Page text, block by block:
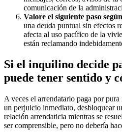
comunicación de la
Valore el siguiente paso
una deuda puntual sin efectos
afecta al uso pacífico de la
están reclamando
Si el inquilino decide
puede tener sentido y
A veces el arrendatario paga por
un perjuicio inmediato, desbloquear
relación arrendaticia mientras se
ser comprensible, pero no debería